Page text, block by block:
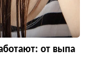
от выпа